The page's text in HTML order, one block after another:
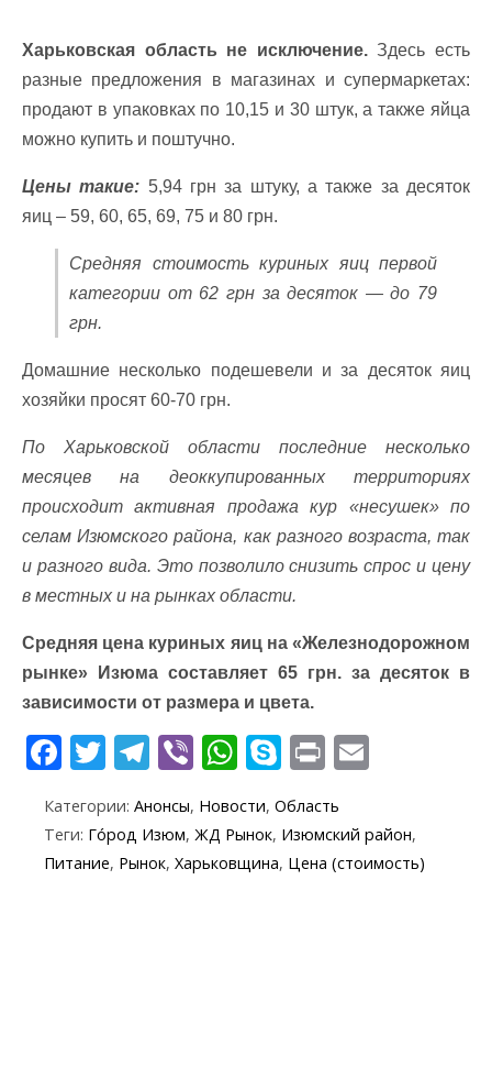
Харьковская область не исключение.Здесь есть
разные предложения в магазинах и супермаркетах:
продают в упаковках по 10,15 и 30 штук, а также яйца
можно купить и поштучно.
Цены такие: 5,94 грн за штуку, а также за десяток
яиц – 59, 60, 65, 69, 75 и 80 грн.
Средняя стоимость куриных яиц первой
категории от 62 грн за десяток — до 79
грн.
Домашние несколько подешевели и за десяток яиц
хозяйки просят 60-70 грн.
По Харьковской области последние несколько
месяцев на деоккупированных территориях
происходит активная продажа кур «несушек» по
селам Изюмского района, как разного возраста, так
и разного вида. Это позволило снизить спрос и цену
в местных и на рынках области.
Средняя цена куриных яиц на «Железнодорожном
рынке» Изюма составляет 65 грн. за десяток в
зависимости от размера и цвета.
F
e
b
T
itt
er
T
e
gr
Vi
er
W
at
s
S
k
y
p
Pr
t ai
l
Категории: Анонсы, Новости, Область
Теги: Го́род Изюм, ЖД Рынок, Изюмский район,
Питание, Рынок, Харьковщина, Цена (стоимость)